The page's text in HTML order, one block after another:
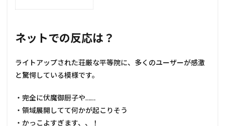
ネットでの反応は？
ライトアップされた荘厳な平等院に、多くのユーザーが感激
と驚愕している模様です。
・完全に伏魔御厨子や……
・領域展開してて何かが起こりそう
・かっこよすぎます、、！